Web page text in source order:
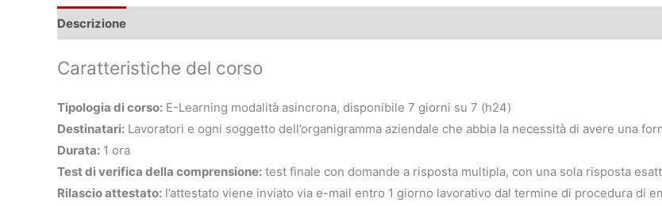
Descrizione
Caratteristiche del corso
Tipologia di corso: E-Learning modalità asincrona, disponibile 7 giorni su 7 (h24)
Destinatari: Lavoratori e ogni soggetto dell’organigramma aziendale che abbia la necessità di avere una
Durata: 1 ora
Test di verifica della comprensione: test finale con domande a risposta multipla, con una sola risposta
Rilascio attestato: l’attestato viene inviato via e-mail entro 1 giorno lavorativo dal termine di procedura di